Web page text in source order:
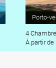
Porto-
4
À partir